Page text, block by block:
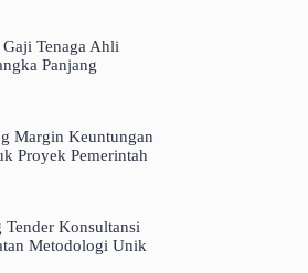
Tenaga Ahli
Panjang
Margin Keuntungan
Proyek Pemerintah
Tender Konsultansi
Metodologi Unik